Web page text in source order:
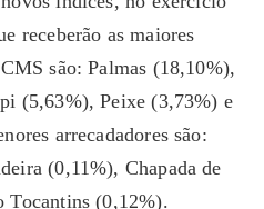
receberão as maiores
são: Palmas (18,10%),
(5,63%), Peixe (3,73%) e
arrecadadores são:
(0,11%), Chapada de
Tocantins (0,12%).